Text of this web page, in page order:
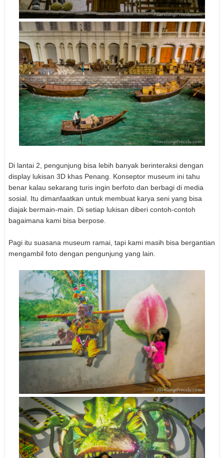
Di lantai 2, pengunjung bisa lebih banyak berinteraksi dengan
display lukisan 3D khas Penang. Konseptor museum ini tahu
benar kalau sekarang turis ingin berfoto dan berbagi di media
sosial. Itu dimanfaatkan untuk membuat karya seni yang bisa
diajak bermain-main. Di setiap lukisan diberi contoh-contoh
bagaimana kami bisa berpose.
Pagi itu suasana museum ramai, tapi kami masih bisa bergantian
mengambil foto dengan pengunjung yang lain.